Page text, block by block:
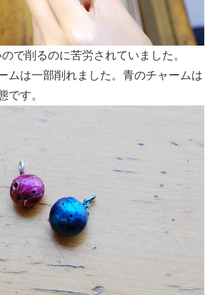
で削るのに苦労されていました。
ムは一部削れました。青のチャームは
です。